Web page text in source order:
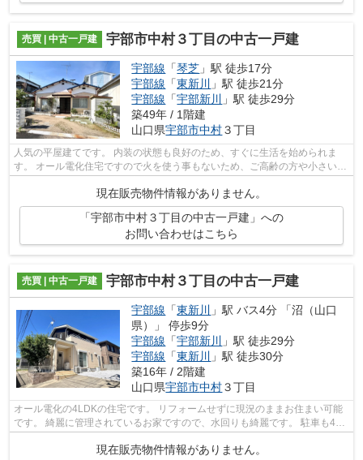
売買 | 中古一戸建 宇部市中村３丁目の中古一戸建
宇部線 「琴芝 」駅 徒歩17分
宇部線 「東新川
」駅 徒歩21分
宇部線 「宇部新川
」駅 徒歩29分
築49年 / 1階建
山口県宇部市中村３丁目
人気の平屋建てです。 内装の状態も良好のため、すぐに生活を始められま
す。 オール電化住宅ですので火を使う事もないため、ご高齢の方や小さいお
現在販売物件情報がありません。
「宇部市中村３丁目の中古一戸建」への
お問い合わせはこちら
売買 | 中古一戸建 宇部市中村３丁目の中古一戸建
宇部線 「東新川
」駅 バス4分 「沼（山口
県）」 停歩9分
宇部線 「宇部新川
」駅 徒歩29分
宇部線 「東新川
」駅 徒歩30分
築16年 / 2階建
山口県宇部市中村３丁目
オール電化の4LDKの住宅です。 リフォームせずに現況のままお住まい可能
です。 綺麗に管理されているお家ですので、水回りも綺麗です。 駐車も4台
以上可能ですのでファミリーにおすす...
現在販売物件情報がありません。